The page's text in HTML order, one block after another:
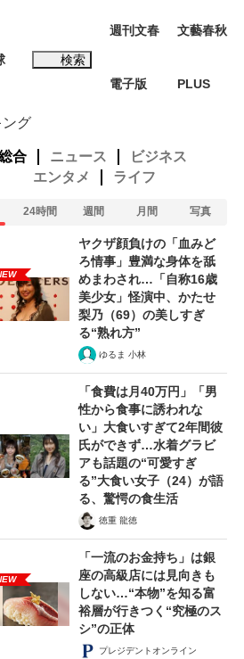
手が明かす...
倉本聰氏（91...
検索
週刊文春
電子版
文藝春秋
PLUS
ング
合 ニュース
ビジネス
エンタメ
ライフ
24時間 週間 月間 写真
ヤクザ顔負けの「血みど
ろ情事」豊満な身体を舐
めまわされ…「自称16歳
美少女」怪演中、かたせ
梨乃（69）の美しすぎ
る“熟れ方”
ゆるま 小林
「食費は月40万円」「男
性から食事に誘われな
い」大食いすぎて2年間彼
氏ができず…水着グラビ
アも話題の“可愛すぎ
る”大食い女子（24）が語
る、驚愕の食生活
徳重 龍徳
「一流のお金持ち」は銀
座の高級店には見向きも
しない…“本物”を知る富
裕層が行きつく“究極のス
シ”の正体
プレジデントオンライン